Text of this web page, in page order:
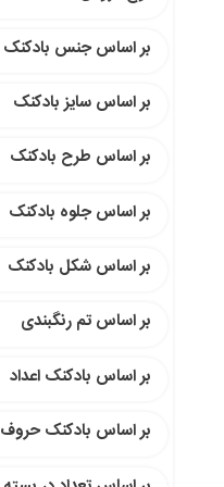
بر اساس جنس بادکنک
بر اساس سایز بادکنک
بر اساس طرح بادکنک
بر اساس جلوه بادکنک
بر اساس شکل بادکنک
بر اساس تم رنگبندی
بر اساس بادکنک اعداد
بر اساس بادکنک حروف